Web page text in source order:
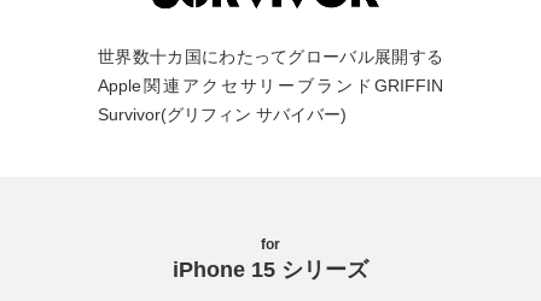
世界数十カ国にわたってグローバル展開する
Apple関連アクセサリーブランドGRIFFIN
Survivor(グリフィン サバイバー)
for
iPhone 15 シリーズ